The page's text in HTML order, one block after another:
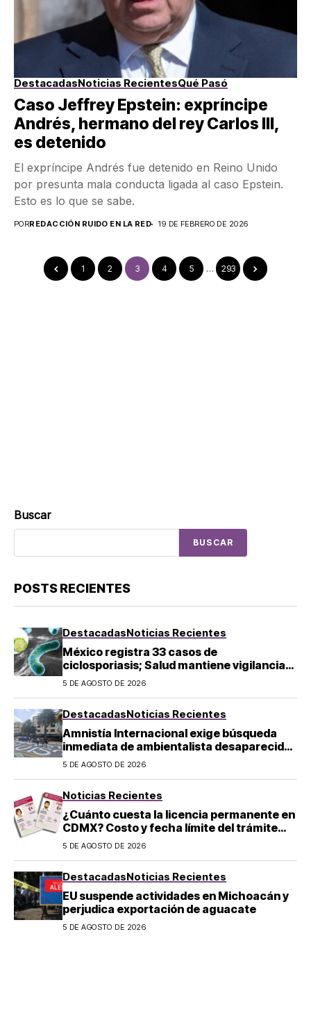
DestacadasNoticias RecientesQué Pasó
Caso Jeffrey Epstein: expríncipe
Andrés, hermano del rey Carlos III,
es detenido
El expríncipe Andrés fue detenido en Reino Unido
por presunta mala conducta ligada al caso Epstein.
Esto es lo que se sabe.
PORREDACCIÓN RUIDO EN LA RED 19 DE FEBRERO DE 2026
1 2 3 4 5 … 293
Buscar
BUSCAR
POSTS RECIENTES
DestacadasNoticias Recientes
México registra 33 casos de
ciclosporiasis; Salud mantiene vigilancia
epidemiológica
5 DE AGOSTO DE 2026
DestacadasNoticias Recientes
Amnistía Internacional exige búsqueda
inmediata de ambientalista desaparecido
en Michoacán
5 DE AGOSTO DE 2026
Noticias Recientes
¿Cuánto cuesta la licencia permanente en
CDMX? Costo y fecha límite del trámite
2026
5 DE AGOSTO DE 2026
DestacadasNoticias Recientes
EU suspende actividades en Michoacán y
perjudica exportación de aguacate
5 DE AGOSTO DE 2026